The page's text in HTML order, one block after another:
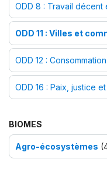
ODD 8 : Travail
ODD 11 : Villes et
ODD 12 :
ODD 16 : Paix, justice
BIOMES
Agro-écosystèmes